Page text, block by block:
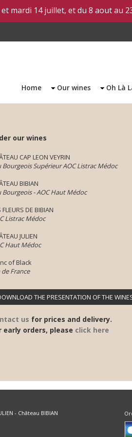
mardi 14 juillet, et du 8 aout au
Home Our wines Oh Là
our wines
CAP LEON VEYRIN
Bourgeois Supérieur AOC Listrac Médoc
BIBIAN
Bourgeois - AOC Haut Médoc
FLEURS DE BIBIAN
Listrac Médoc
JULIEN
Haut Médoc
of Black
de France
THE PRESENTATION OF THE
us for prices and delivery.
early orders, please click here
- Château BIBIAN